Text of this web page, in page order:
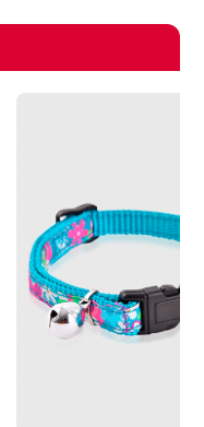
100% con
no tejida
iguales lo que
Cms